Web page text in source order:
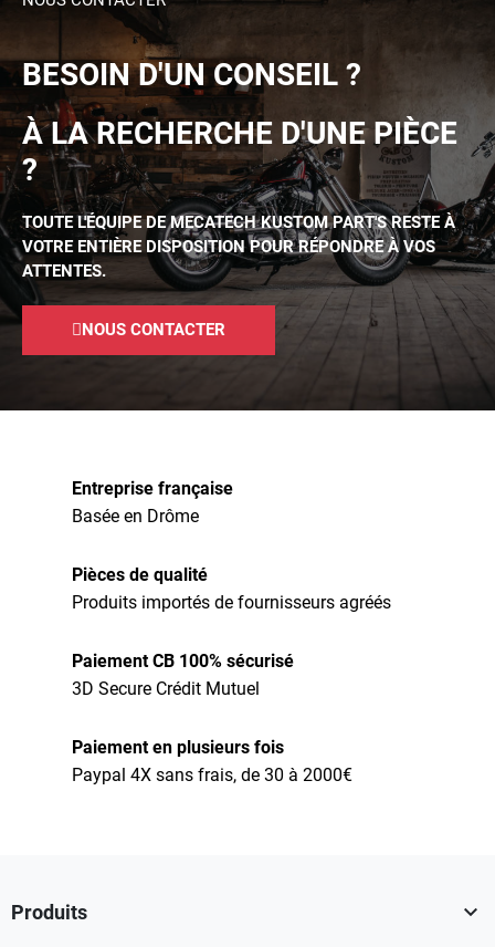
BESOIN D'UN CONSEIL ?
À LA RECHERCHE D'UNE PIÈCE
?
TOUTE L'ÉQUIPE DE MECATECH KUSTOM PART'S RESTE À
VOTRE ENTIÈRE DISPOSITION POUR RÉPONDRE À VOS
ATTENTES.
NOUS CONTACTER
Entreprise française
Basée en Drôme
Pièces de qualité
Produits importés de fournisseurs agréés
Paiement CB 100% sécurisé
3D Secure Crédit Mutuel
Paiement en plusieurs fois
Paypal 4X sans frais, de 30 à 2000€
Produits 